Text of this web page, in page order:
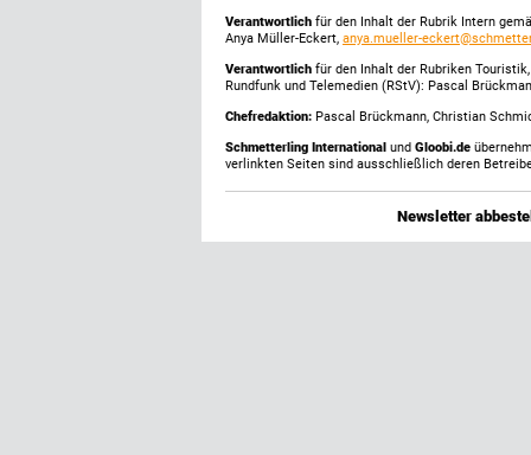
Verantwortlich für den Inhalt der Rubrik Intern
Anya Müller-Eckert, anya.mueller-
Verantwortlich für den Inhalt der Rubriken
Rundfunk und Telemedien (RStV): Pascal
Chefredaktion: Pascal Brückmann, Christian
Schmetterling International und Gloobi.de
verlinkten Seiten sind ausschließlich deren
Newsletter